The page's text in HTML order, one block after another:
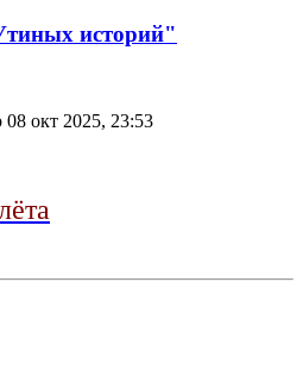
историй"
08 окт 2025, 23:53